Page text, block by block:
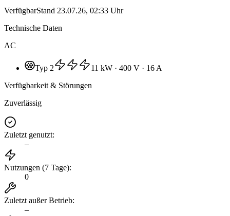
VerfügbarStand 23.07.26, 02:33 Uhr
Technische Daten
AC
Typ 2 11 kW · 400 V · 16 A
Verfügbarkeit & Störungen
Zuverlässig
Zuletzt genutzt:
–
Nutzungen (7 Tage):
0
Zuletzt außer Betrieb:
–